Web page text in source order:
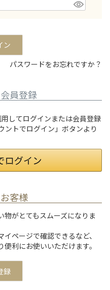
ン
パスワードをお忘れですか？
員登録
してログインまたは会員登録
トでログイン」ボタンより
客様
がとてもスムーズになりま
ページで確認できるなど、
利にお使いいただけます。
録